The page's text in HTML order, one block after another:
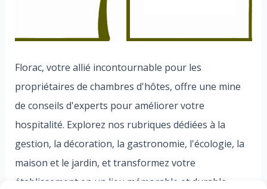
Florac, votre allié incontournable pour les
propriétaires de chambres d'hôtes, offre une mine
de conseils d'experts pour améliorer votre
hospitalité. Explorez nos rubriques dédiées à la
gestion, la décoration, la gastronomie, l'écologie, la
maison et le jardin, et transformez votre
établissement en un lieu mémorable et durable.